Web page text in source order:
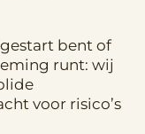
bent of
runt: wij
voor risico’s